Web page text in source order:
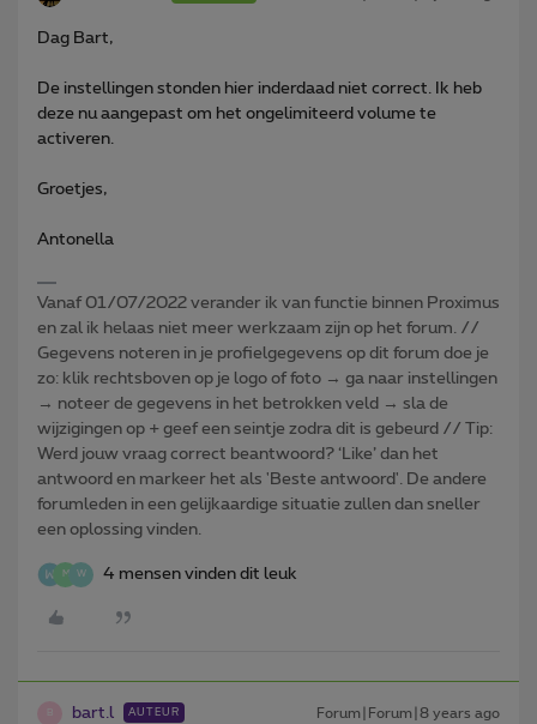
Dag Bart,
De instellingen stonden hier inderdaad niet correct. Ik heb
deze nu aangepast om het ongelimiteerd volume te
activeren.
Groetjes,
Antonella
Vanaf 01/07/2022 verander ik van functie binnen Proximus
en zal ik helaas niet meer werkzaam zijn op het forum. //
Gegevens noteren in je profielgegevens op dit forum doe je
zo: klik rechtsboven op je logo of foto → ga naar instellingen
→ noteer de gegevens in het betrokken veld → sla de
wijzigingen op + geef een seintje zodra dit is gebeurd // Tip:
Werd jouw vraag correct beantwoord? ‘Like’ dan het
antwoord en markeer het als 'Beste antwoord'. De andere
forumleden in een gelijkaardige situatie zullen dan sneller
een oplossing vinden.
M W 4 mensen vinden dit leuk
bart.l AUTEUR Forum|Forum|8 years ago